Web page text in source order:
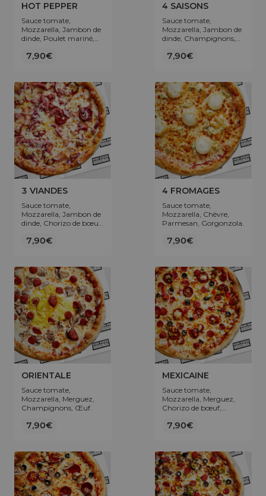
HOT PEPPER
Sauce tomate,
Mozzarella, Jambon de
dinde, Poulet mariné,
7,90€
4 SAISONS
Sauce tomate,
Mozzarella, Jambon de
dinde, Champignons,
7,90€
3 VIANDES
Sauce tomate,
Mozzarella, Jambon de
dinde, Chorizo de bœuf,
Oignons.
7,90€
4 FROMAGES
Sauce tomate,
Mozzarella, Chèvre,
Parmesan, Gorgonzola.
7,90€
ORIENTALE
Sauce tomate,
Mozzarella, Merguez,
Champignons, Œuf.
7,90€
MEXICAINE
Sauce tomate,
Mozzarella, Merguez,
Chorizo de bœuf,
7,90€